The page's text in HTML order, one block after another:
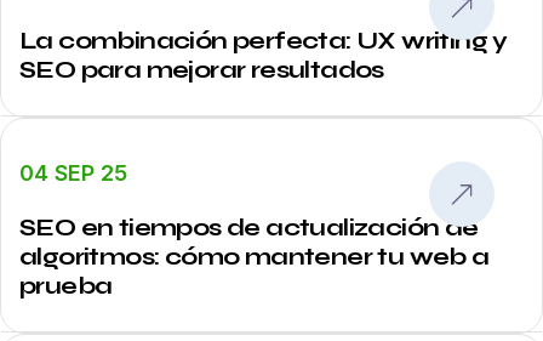
La combinación perfecta: UX writing y
SEO para mejorar resultados
04 SEP 25
SEO en tiempos de actualización de
algoritmos: cómo mantener tu web a
prueba